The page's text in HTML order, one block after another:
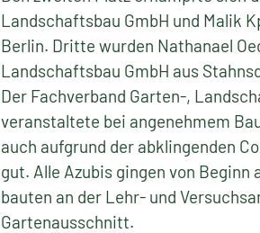
Landschaftsbau GmbH und Malik
Berlin. Dritte wurden Nathanael
Landschaftsbau GmbH aus
Der Fachverband Garten-,
veranstaltete bei angenehmem
auch aufgrund der abklingenden
gut. Alle Azubis gingen von Beginn
bauten an der Lehr- und
Gartenausschnitt.